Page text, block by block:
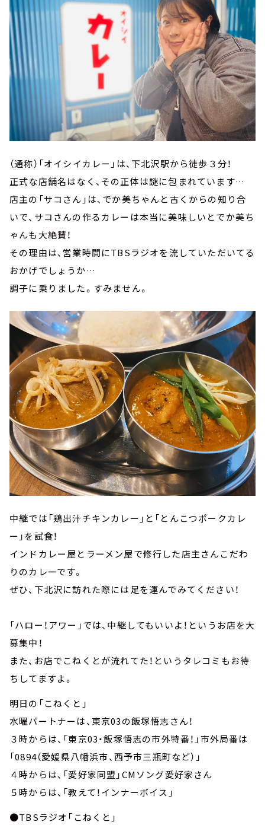
（通称）「オイシイカレー」は、下北沢駅から徒歩３分！
正式な店舗名はなく、その正体は謎に包まれています…
店主の「サコさん」は、でか美ちゃんと古くからの知り合
いで、サコさんの作るカレーは本当に美味しいとでか美ち
ゃんも大絶賛！
その理由は、営業時間にTBSラジオを流していただいてる
おかげでしょうか…
調子に乗りました。すみません。
中継では「鶏出汁チキンカレー」と「とんこつポークカレ
ー」を試食！
インドカレー屋とラーメン屋で修行した店主さんこだわ
りのカレーです。
ぜひ、下北沢に訪れた際には足を運んでみてください！
「ハロー！アワー」では、中継してもいいよ！というお店を大
募集中！
また、お店でこねくとが流れてた！というタレコミもお待
ちしてますよ。
明日の「こねくと」
水曜パートナーは、東京03の飯塚悟志さん！
３時からは、「東京03・飯塚悟志の市外特番！」市外局番は
「0894（愛媛県八幡浜市、西予市三瓶町など）」
４時からは、「愛好家同盟」CMソング愛好家さん
５時からは、「教えて！インナーボイス」
●TBSラジオ「こねくと」